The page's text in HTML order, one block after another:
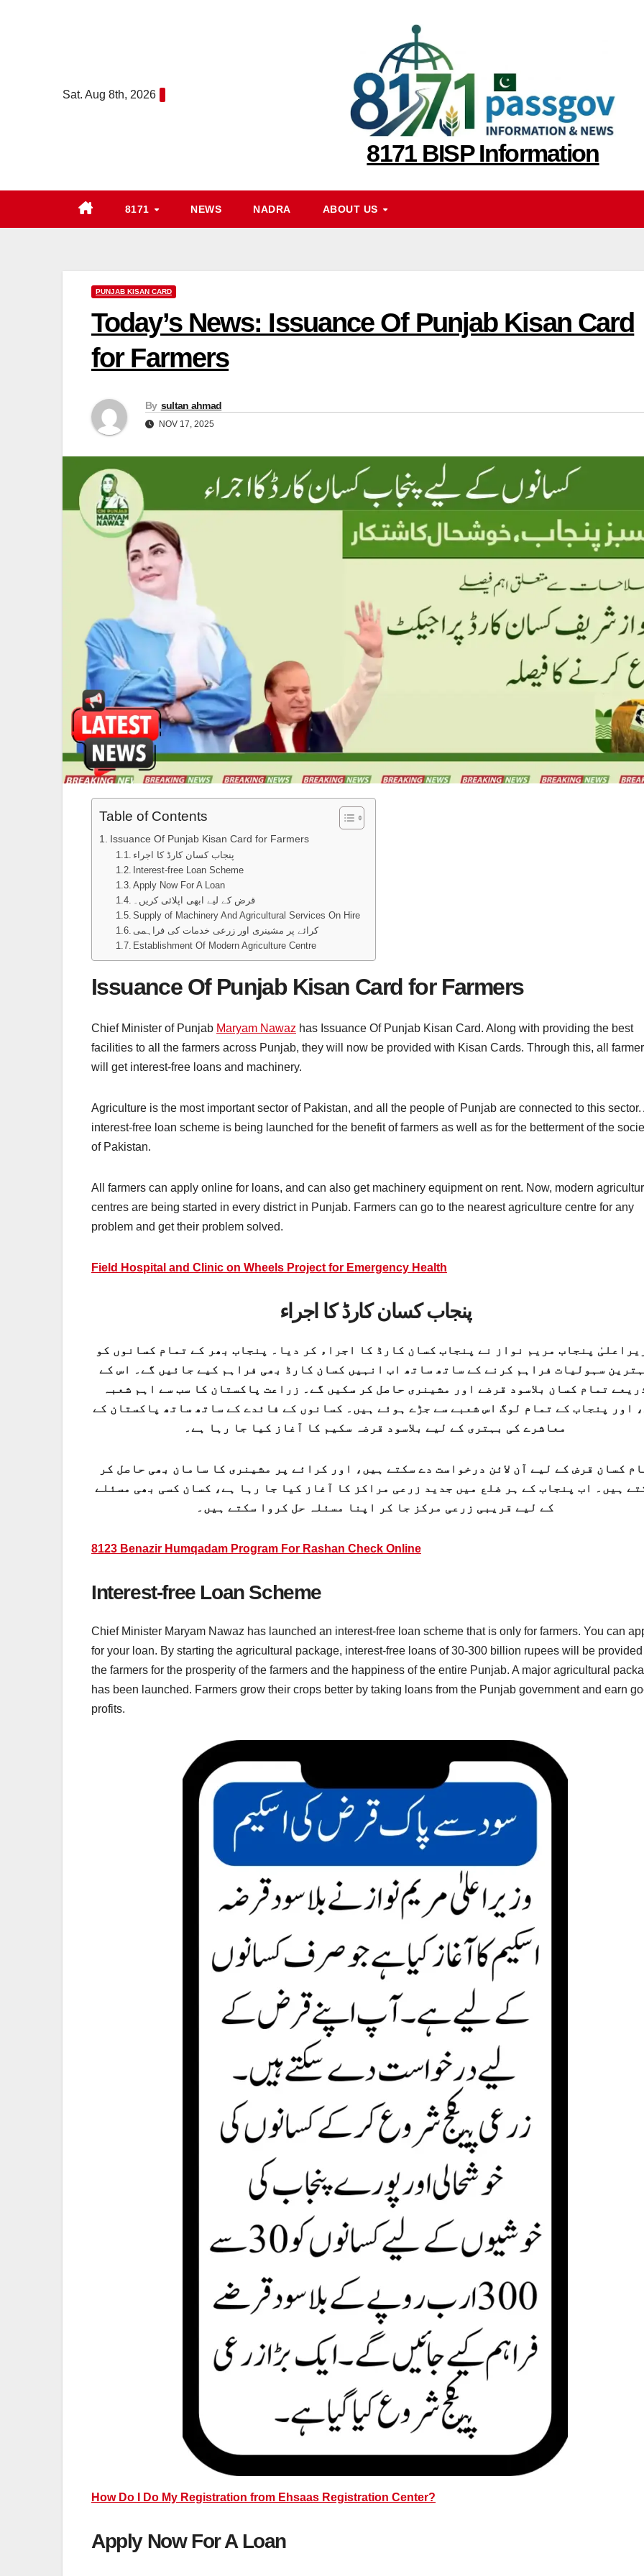
Sat. Aug 8th, 2026
8171 BISP Information
8171 NEWS NADRA ABOUT US
PUNJAB KISAN CARD
Today’s News: Issuance Of Punjab Kisan Card
for Farmers
By sultan ahmad
NOV 17, 2025
Table of Contents
Issuance Of Punjab Kisan Card for Farmers
پنجاب کسان کارڈ کا اجراء
Interest-free Loan Scheme
Apply Now For A Loan
قرض کے لیے ابھی اپلائی کریں۔
Supply of Machinery And Agricultural Services On Hire
کرائے پر مشینری اور زرعی خدمات کی فراہمی
Establishment Of Modern Agriculture Centre
Issuance Of Punjab Kisan Card for Farmers
Chief Minister of Punjab Maryam Nawaz has Issuance Of Punjab Kisan Card. Along with providing the best
facilities to all the farmers across Punjab, they will now be provided with Kisan Cards. Through this, all
will get interest-free loans and machinery.
Agriculture is the most important sector of Pakistan, and all the people of Punjab are connected to this sector.
interest-free loan scheme is being launched for the benefit of farmers as well as for the betterment of the
of Pakistan.
All farmers can apply online for loans, and can also get machinery equipment on rent. Now, modern
centres are being started in every district in Punjab. Farmers can go to the nearest agriculture centre for any
problem and get their problem solved.
Field Hospital and Clinic on Wheels Project for Emergency Health
پنجاب کسان کارڈ کا اجراء
پنجاب مریم نواز نے پنجاب کسان کارڈ کا اجراء کر دیا۔ پنجاب بھر کے تمام کسانوں کو
سہولیات فراہم کرنے کے ساتھ ساتھ اب انہیں کسان کارڈ بھی فراہم کیے جائیں گے۔ اس کے
تمام کسان بلاسود قرضے اور مشینری حاصل کر سکیں گے۔ زراعت پاکستان کا سب سے اہم شعبہ
اور پنجاب کے تمام لوگ اس شعبے سے جڑے ہوئے ہیں۔ کسانوں کے فائدے کے ساتھ ساتھ پاکستان کے
معاشرے کی بہتری کے لیے بلاسود قرضہ سکیم کا آغاز کیا جا رہا ہے۔
ہیں۔ اب پنجاب کے ہر ضلع میں جدید زرعی مراکز کا آغاز کیا جا رہا ہے، کسان کسی بھی مسئلے
کے لیے قریبی زرعی مرکز جا کر اپنا مسئلہ حل کروا سکتے ہیں۔
8123 Benazir Humqadam Program For Rashan Check Online
Interest-free Loan Scheme
Chief Minister Maryam Nawaz has launched an interest-free loan scheme that is only for farmers. You can
for your loan. By starting the agricultural package, interest-free loans of 30-300 billion rupees will be
the farmers for the prosperity of the farmers and the happiness of the entire Punjab. A major agricultural
has been launched. Farmers grow their crops better by taking loans from the Punjab government and earn
profits.
How Do I Do My Registration from Ehsaas Registration Center?
Apply Now For A Loan